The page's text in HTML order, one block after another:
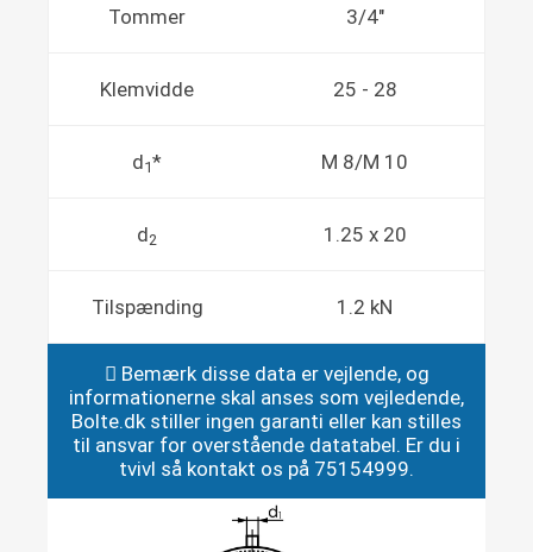
Tommer 3/4"
Klemvidde 25 - 28
d1* M 8/M 10
d2 1.25 x 20
Tilspænding 1.2 kN
Bemærk disse data er vejlende, og
informationerne skal anses som vejledende,
Bolte.dk stiller ingen garanti eller kan stilles
til ansvar for overstående datatabel. Er du i
tvivl så kontakt os på 75154999.